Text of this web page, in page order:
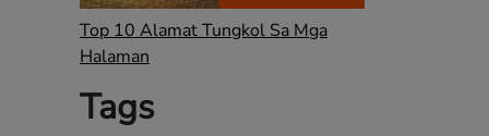
Top 10 Alamat Tungkol Sa Mga
Halaman
Tags